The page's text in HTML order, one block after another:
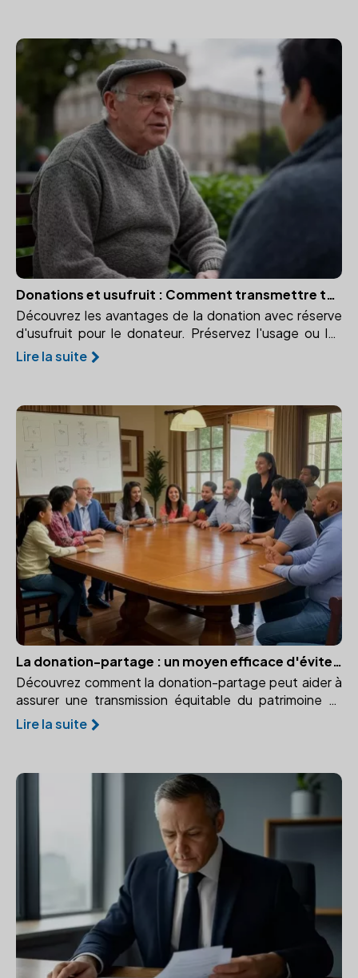
Donations et usufruit : Comment transmettre tout en conservant un droit d'usage ?
Découvrez les avantages de la donation avec réserve
d'usufruit pour le donateur. Préservez l'usage ou les
revenus d'un bien donné.
Lire la suite
La donation-partage : un moyen efficace d'éviter les conflits familiaux
Découvrez comment la donation-partage peut aider à
assurer une transmission équitable du patrimoine et
prévenir les conflits familiaux.
Lire la suite